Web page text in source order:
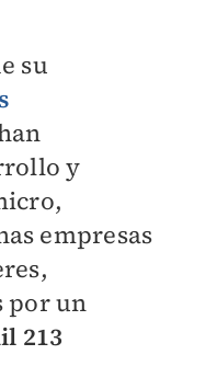
su
y
empresas
por un
213